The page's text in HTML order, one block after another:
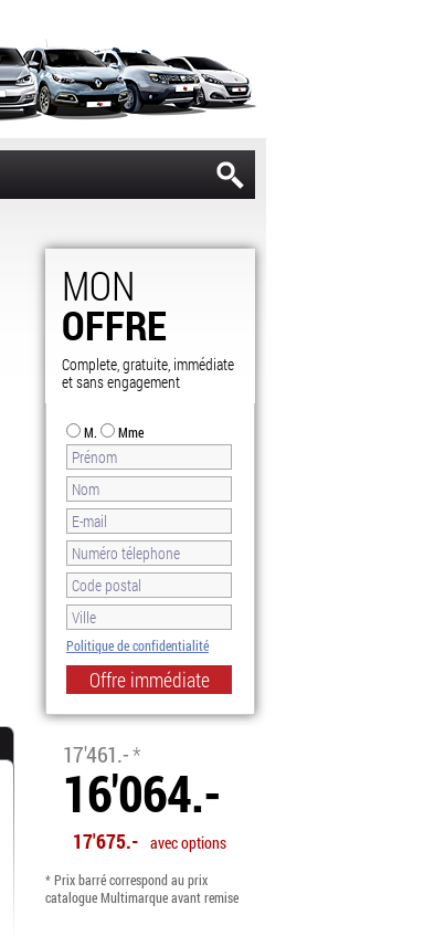
MON
OFFRE
Complete, gratuite, immédiate
et sans engagement
M. Mme
Politique de confidentialité
17'461.-*
16'064.-
17'675.- avec options
* Prix barré correspond au prix
catalogue Multimarque avant remise